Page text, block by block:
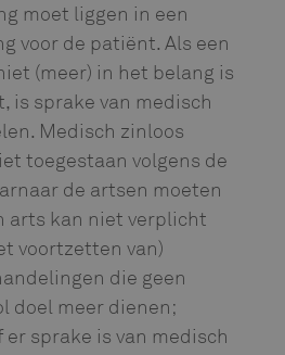
moet liggen in een
voor de patiënt. Als een
(meer) in het belang is
is sprake van medisch
Medisch zinloos
toegestaan volgens de
de artsen moeten
arts kan niet verplicht
voortzetten van)
die geen
doel meer dienen;
er sprake is van medisch